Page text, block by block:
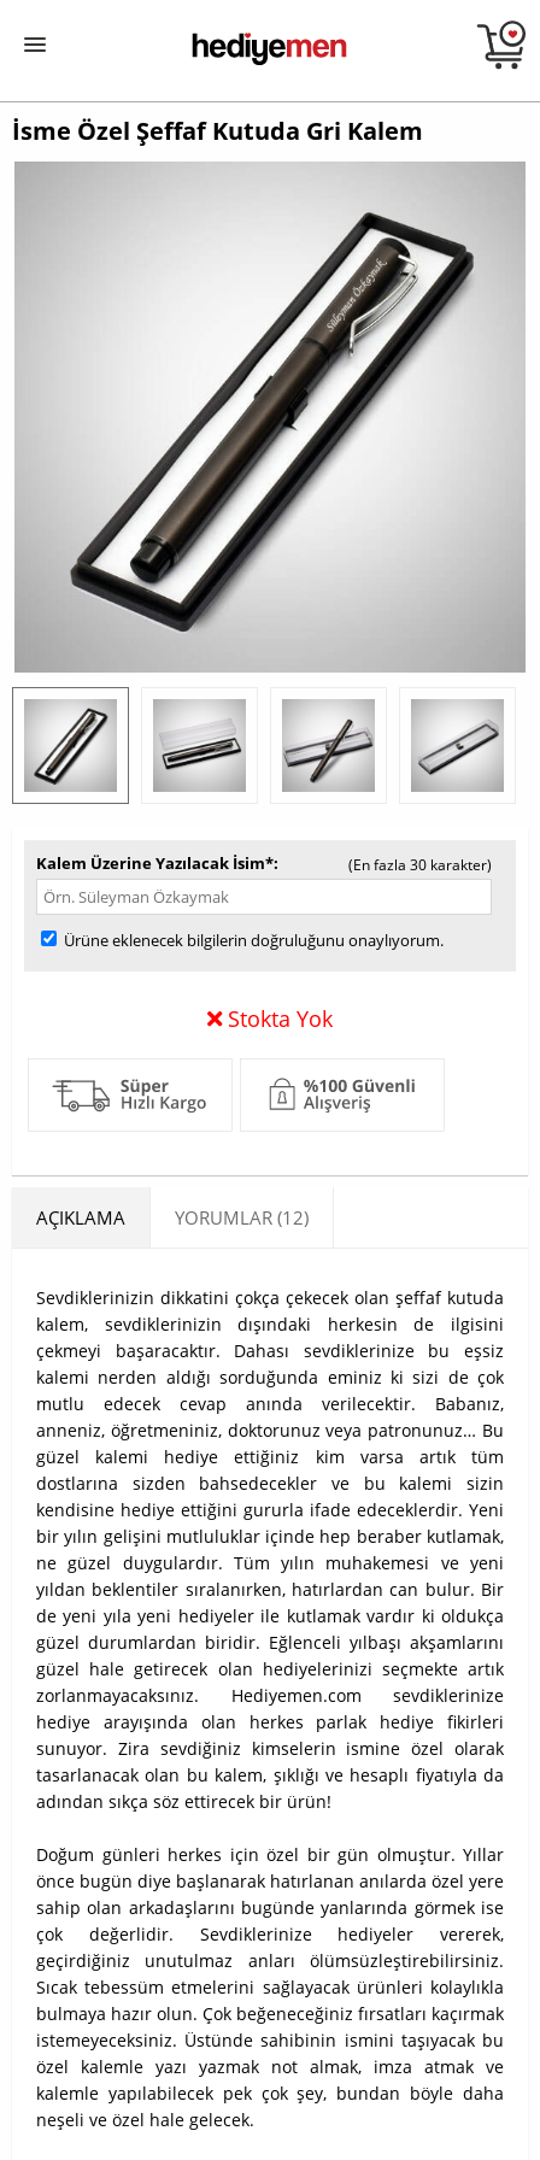
İsme Özel Şeffaf Kutuda Gri Kalem
Kalem Üzerine Yazılacak İsim* (En fazla 30 karakter)
Ürüne eklenecek bilgilerin doğruluğunu onaylıyorum.
Stokta Yok
AÇIKLAMA YORUMLAR (12)
​Sevdiklerinizin dikkatini çokça çekecek olan şeffaf kutuda
kalem, sevdiklerinizin dışındaki herkesin de ilgisini
çekmeyi başaracaktır. Dahası sevdiklerinize bu eşsiz
kalemi nerden aldığı sorduğunda eminiz ki sizi de çok
mutlu edecek cevap anında verilecektir. Babanız,
anneniz, öğretmeniniz, doktorunuz veya patronunuz… Bu
güzel kalemi hediye ettiğiniz kim varsa artık tüm
dostlarına sizden bahsedecekler ve bu kalemi sizin
kendisine hediye ettiğini gururla ifade edeceklerdir. Yeni
bir yılın gelişini mutluluklar içinde hep beraber kutlamak,
ne güzel duygulardır. Tüm yılın muhakemesi ve yeni
yıldan beklentiler sıralanırken, hatırlardan can bulur. Bir
de yeni yıla yeni hediyeler ile kutlamak vardır ki oldukça
güzel durumlardan biridir. Eğlenceli yılbaşı akşamlarını
güzel hale getirecek olan hediyelerinizi seçmekte artık
zorlanmayacaksınız. Hediyemen.com sevdiklerinize
hediye arayışında olan herkes parlak hediye fikirleri
sunuyor. Zira sevdiğiniz kimselerin ismine özel olarak
tasarlanacak olan bu kalem, şıklığı ve hesaplı fiyatıyla da
adından sıkça söz ettirecek bir ürün!
Doğum günleri herkes için özel bir gün olmuştur. Yıllar
önce bugün diye başlanarak hatırlanan anılarda özel yere
sahip olan arkadaşlarını bugünde yanlarında görmek ise
çok değerlidir. Sevdiklerinize hediyeler vererek,
geçirdiğiniz unutulmaz anları ölümsüzleştirebilirsiniz.
Sıcak tebessüm etmelerini sağlayacak ürünleri kolaylıkla
bulmaya hazır olun. Çok beğeneceğiniz fırsatları kaçırmak
istemeyeceksiniz. Üstünde sahibinin ismini taşıyacak bu
özel kalemle yazı yazmak not almak, imza atmak ve
kalemle yapılabilecek pek çok şey, bundan böyle daha
neşeli ve özel hale gelecek.